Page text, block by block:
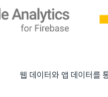
웹 데이터와 앱 데이터를